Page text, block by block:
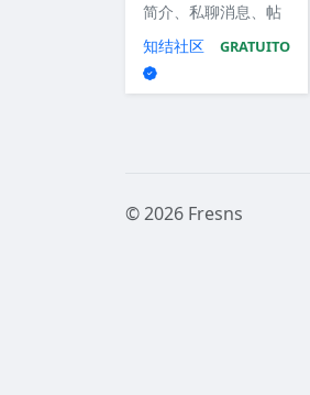
简介、私聊消息、帖
子和评论内容。
知结社区 GRATUITO
© 2026 Fresns